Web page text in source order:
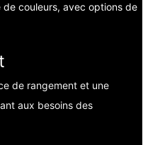
couleurs, avec options de
de rangement et une
aux besoins des